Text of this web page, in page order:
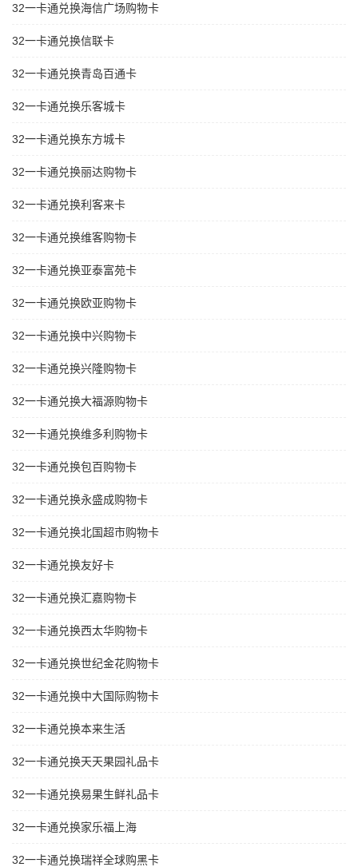
32一卡通兑换海信广场购物卡
32一卡通兑换信联卡
32一卡通兑换青岛百通卡
32一卡通兑换乐客城卡
32一卡通兑换东方城卡
32一卡通兑换丽达购物卡
32一卡通兑换利客来卡
32一卡通兑换维客购物卡
32一卡通兑换亚泰富苑卡
32一卡通兑换欧亚购物卡
32一卡通兑换中兴购物卡
32一卡通兑换兴隆购物卡
32一卡通兑换大福源购物卡
32一卡通兑换维多利购物卡
32一卡通兑换包百购物卡
32一卡通兑换永盛成购物卡
32一卡通兑换北国超市购物卡
32一卡通兑换友好卡
32一卡通兑换汇嘉购物卡
32一卡通兑换西太华购物卡
32一卡通兑换世纪金花购物卡
32一卡通兑换中大国际购物卡
32一卡通兑换本来生活
32一卡通兑换天天果园礼品卡
32一卡通兑换易果生鲜礼品卡
32一卡通兑换家乐福上海
32一卡通兑换瑞祥全球购黑卡